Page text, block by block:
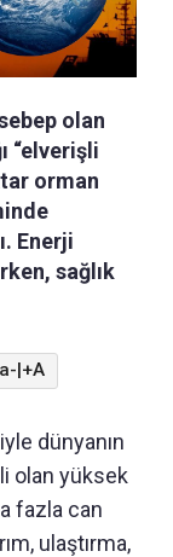
olan
“elverişli
orman
Enerji
sağlık
a-|+A
dünyanın
olan yüksek
fazla can
ulaştırma,